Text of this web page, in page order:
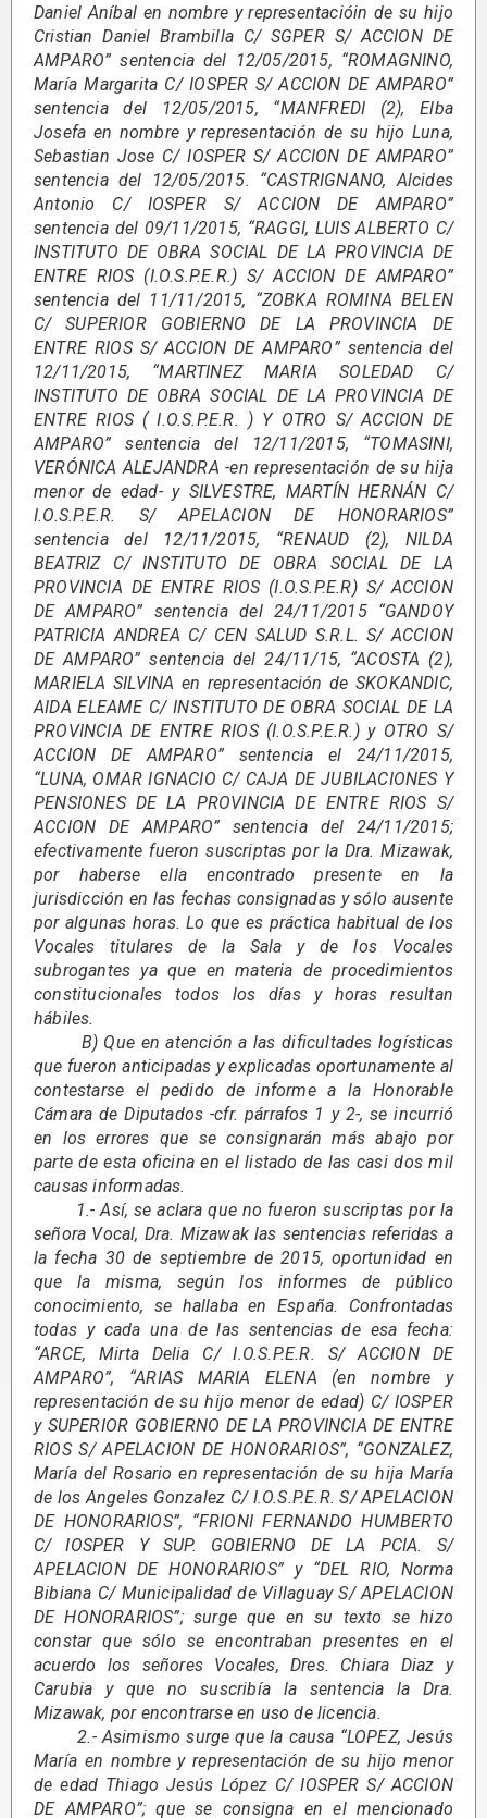
Daniel Aníbal en nombre y representacióin de su hijo
Cristian Daniel Brambilla C/ SGPER S/ ACCION DE
AMPARO” sentencia del 12/05/2015, “ROMAGNINO,
María Margarita C/ IOSPER S/ ACCION DE AMPARO”
sentencia del 12/05/2015, “MANFREDI (2), Elba
Josefa en nombre y representación de su hijo Luna,
Sebastian Jose C/ IOSPER S/ ACCION DE AMPARO”
sentencia del 12/05/2015. “CASTRIGNANO, Alcides
Antonio C/ IOSPER S/ ACCION DE AMPARO”
sentencia del 09/11/2015, “RAGGI, LUIS ALBERTO C/
INSTITUTO DE OBRA SOCIAL DE LA PROVINCIA DE
ENTRE RIOS (I.O.S.P.E.R.) S/ ACCION DE AMPARO”
sentencia del 11/11/2015, “ZOBKA ROMINA BELEN
C/ SUPERIOR GOBIERNO DE LA PROVINCIA DE
ENTRE RIOS S/ ACCION DE AMPARO” sentencia del
12/11/2015, “MARTINEZ MARIA SOLEDAD C/
INSTITUTO DE OBRA SOCIAL DE LA PROVINCIA DE
ENTRE RIOS ( I.O.S.P.E.R. ) Y OTRO S/ ACCION DE
AMPARO” sentencia del 12/11/2015, “TOMASINI,
VERÓNICA ALEJANDRA -en representación de su hija
menor de edad- y SILVESTRE, MARTÍN HERNÁN C/
I.O.S.P.E.R. S/ APELACION DE HONORARIOS”
sentencia del 12/11/2015, “RENAUD (2), NILDA
BEATRIZ C/ INSTITUTO DE OBRA SOCIAL DE LA
PROVINCIA DE ENTRE RIOS (I.O.S.P.E.R) S/ ACCION
DE AMPARO” sentencia del 24/11/2015 “GANDOY
PATRICIA ANDREA C/ CEN SALUD S.R.L. S/ ACCION
DE AMPARO” sentencia del 24/11/15, “ACOSTA (2),
MARIELA SILVINA en representación de SKOKANDIC,
AIDA ELEAME C/ INSTITUTO DE OBRA SOCIAL DE LA
PROVINCIA DE ENTRE RIOS (I.O.S.P.E.R.) y OTRO S/
ACCION DE AMPARO” sentencia el 24/11/2015,
“LUNA, OMAR IGNACIO C/ CAJA DE JUBILACIONES Y
PENSIONES DE LA PROVINCIA DE ENTRE RIOS S/
ACCION DE AMPARO” sentencia del 24/11/2015;
efectivamente fueron suscriptas por la Dra. Mizawak,
por haberse ella encontrado presente en la
jurisdicción en las fechas consignadas y sólo ausente
por algunas horas. Lo que es práctica habitual de los
Vocales titulares de la Sala y de los Vocales
subrogantes ya que en materia de procedimientos
constitucionales todos los días y horas resultan
hábiles.
B) Que en atención a las dificultades logísticas
que fueron anticipadas y explicadas oportunamente al
contestarse el pedido de informe a la Honorable
Cámara de Diputados -cfr. párrafos 1 y 2-, se incurrió
en los errores que se consignarán más abajo por
parte de esta oficina en el listado de las casi dos mil
causas informadas.
1.- Así, se aclara que no fueron suscriptas por la
señora Vocal, Dra. Mizawak las sentencias referidas a
la fecha 30 de septiembre de 2015, oportunidad en
que la misma, según los informes de público
conocimiento, se hallaba en España. Confrontadas
todas y cada una de las sentencias de esa fecha:
“ARCE, Mirta Delia C/ I.O.S.P.E.R. S/ ACCION DE
AMPARO”, “ARIAS MARIA ELENA (en nombre y
representación de su hijo menor de edad) C/ IOSPER
y SUPERIOR GOBIERNO DE LA PROVINCIA DE ENTRE
RIOS S/ APELACION DE HONORARIOS”, “GONZALEZ,
María del Rosario en representación de su hija María
de los Angeles Gonzalez C/ I.O.S.P.E.R. S/ APELACION
DE HONORARIOS”, “FRIONI FERNANDO HUMBERTO
C/ IOSPER Y SUP. GOBIERNO DE LA PCIA. S/
APELACION DE HONORARIOS” y “DEL RIO, Norma
Bibiana C/ Municipalidad de Villaguay S/ APELACION
DE HONORARIOS”; surge que en su texto se hizo
constar que sólo se encontraban presentes en el
acuerdo los señores Vocales, Dres. Chiara Diaz y
Carubia y que no suscribía la sentencia la Dra.
Mizawak, por encontrarse en uso de licencia.
2.- Asimismo surge que la causa “LOPEZ, Jesús
María en nombre y representación de su hijo menor
de edad Thiago Jesús López C/ IOSPER S/ ACCION
DE AMPARO”; que se consigna en el mencionado